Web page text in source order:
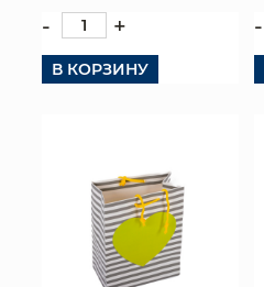
- +
В КОРЗИНУ
-